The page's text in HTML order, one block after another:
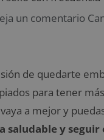
un comentario
de quedarte
para tener
a mejor y
saludable y seguir